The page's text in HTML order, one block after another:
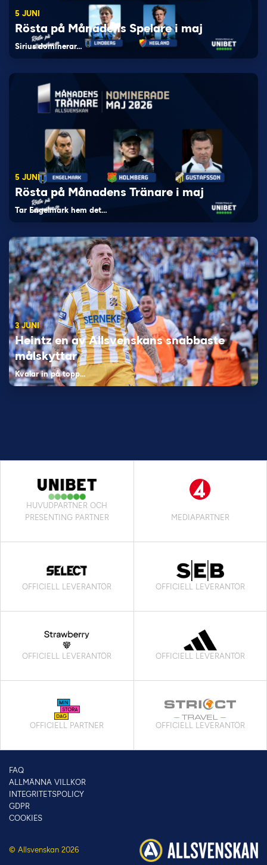
5 JUNI
Rösta på Månadens Spelare i maj
Sirius dominerar…
5 JUNI
Rösta på Månadens Tränare i maj
Tar Engelmark hem det…
3 JUNI
Heintz en av Allsvenskans snabbaste
målskyttar
Kvalar in på topp…
HUVUDPARTNER OCH
PRESENTING PARTNER
MEDIAPARTNER
OFFICIELL LEVERANTÖR OFFICIELL LEVERANTÖR
OFFICIELL LEVERANTÖR OFFICIELL LEVERANTÖR
OFFICIELL PARTNER OFFICIELL LEVERANTÖR
© Allsvenskan 2026
FAQ
ALLMÄNNA VILLKOR
INTEGRITETSPOLICY
GDPR
COOKIES